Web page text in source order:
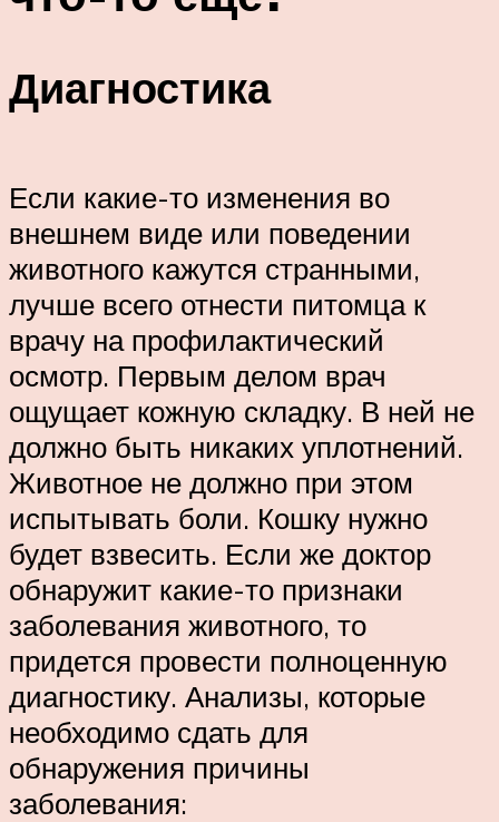
Диагностика
Если какие-то изменения во
внешнем виде или поведении
животного кажутся странными,
лучше всего отнести питомца к
врачу на профилактический
осмотр. Первым делом врач
ощущает кожную складку. В ней не
должно быть никаких уплотнений.
Животное не должно при этом
испытывать боли. Кошку нужно
будет взвесить. Если же доктор
обнаружит какие-то признаки
заболевания животного, то
придется провести полноценную
диагностику. Анализы, которые
необходимо сдать для
обнаружения причины
заболевания: